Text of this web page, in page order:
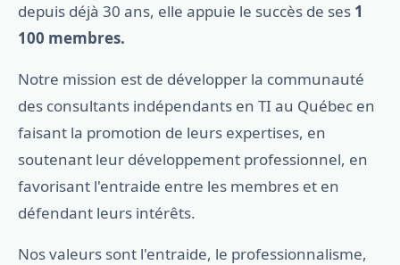
depuis déjà 30 ans, elle appuie le succès de ses 1
100 membres.
Notre mission est de développer la communauté
des consultants indépendants en TI au Québec en
faisant la promotion de leurs expertises, en
soutenant leur développement professionnel, en
favorisant l'entraide entre les membres et en
défendant leurs intérêts.
Nos valeurs sont l'entraide, le professionnalisme,